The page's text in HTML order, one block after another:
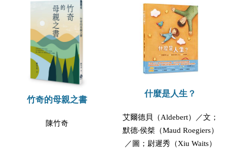
瑜、謝樹寬／譯
竹奇的母親之書
陳竹奇
什麼是人生？
艾爾德貝（Aldebert）／文；
默德‧侯桀（Maud Roegiers）
／圖；尉遲秀（Xiu Waits）